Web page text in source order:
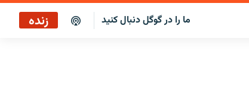
ما را در گوگل دنبال کنید زنده